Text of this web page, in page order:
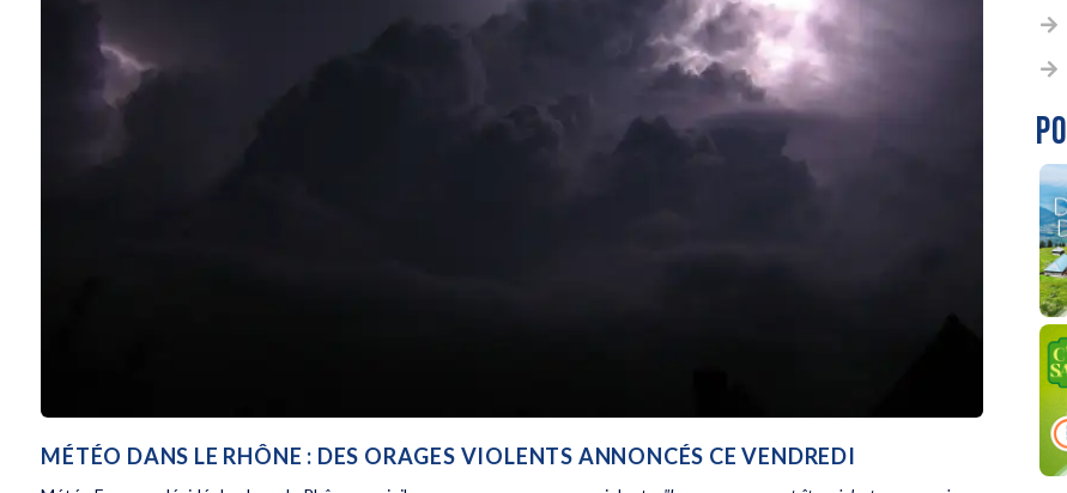
MÉTÉO DANS LE RHÔNE : DES ORAGES VIOLENTS ANNONCÉS CE VENDREDI